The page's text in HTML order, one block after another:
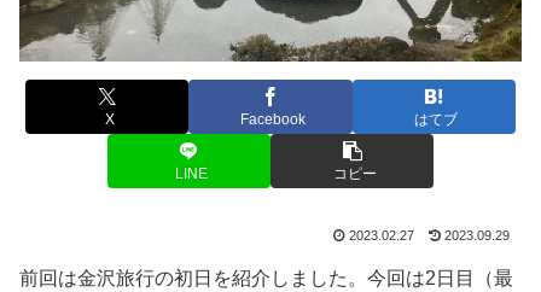
X Facebook はてブ
LINE コピー
2023.02.27 2023.09.29
前回は金沢旅行の初日を紹介しました。今回は2日目（最